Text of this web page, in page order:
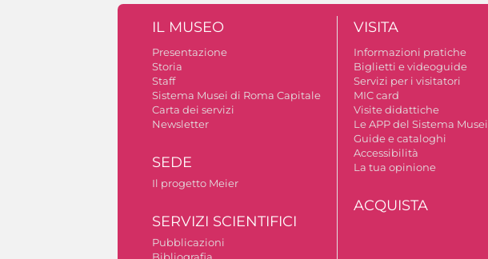
IL MUSEO
Presentazione
Storia
Staff
Sistema Musei di Roma Capitale
Carta dei servizi
Newsletter
SEDE
Il progetto Meier
SERVIZI SCIENTIFICI
Pubblicazioni
Bibliografia
VISITA
Informazioni pratiche
Biglietti e videoguide
Servizi per i visitatori
MIC card
Visite didattiche
Le APP del Sistema Musei
Guide e cataloghi
Accessibilità
La tua opinione
ACQUISTA